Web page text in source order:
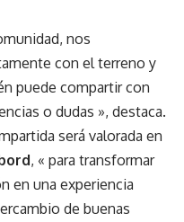
nos
con el terreno y
puede compartir con
o dudas », destaca.
será valorada en
, « para transformar
en una experiencia
de buenas